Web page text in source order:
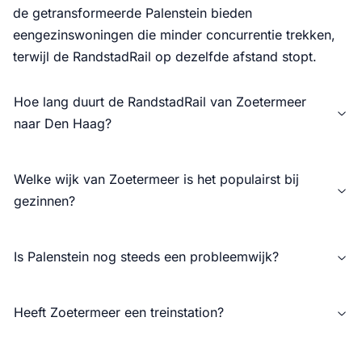
de getransformeerde Palenstein bieden
eengezinswoningen die minder concurrentie trekken,
terwijl de RandstadRail op dezelfde afstand stopt.
Hoe lang duurt de RandstadRail van Zoetermeer
naar Den Haag?
Welke wijk van Zoetermeer is het populairst bij
gezinnen?
Is Palenstein nog steeds een probleemwijk?
Heeft Zoetermeer een treinstation?